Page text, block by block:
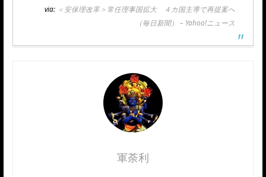
via: ＜安保理改革＞常任理事国拡大 ４カ国主導で再提案へ
（毎日新聞） – Yahoo!ニュース
軍荼利